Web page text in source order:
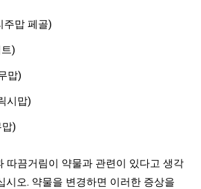
맙 페골)
)
맙)
시맙)
)
따끔거림이 약물과 관련이 있다고 생각
시오. 약물을 변경하면 이러한 증상을